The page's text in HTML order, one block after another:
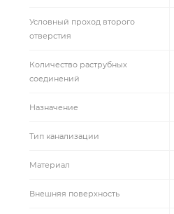
Условный проход второго
отверстия
Количество раструбных
соединений
Назначение
Тип канализации
Материал
Внешняя поверхность